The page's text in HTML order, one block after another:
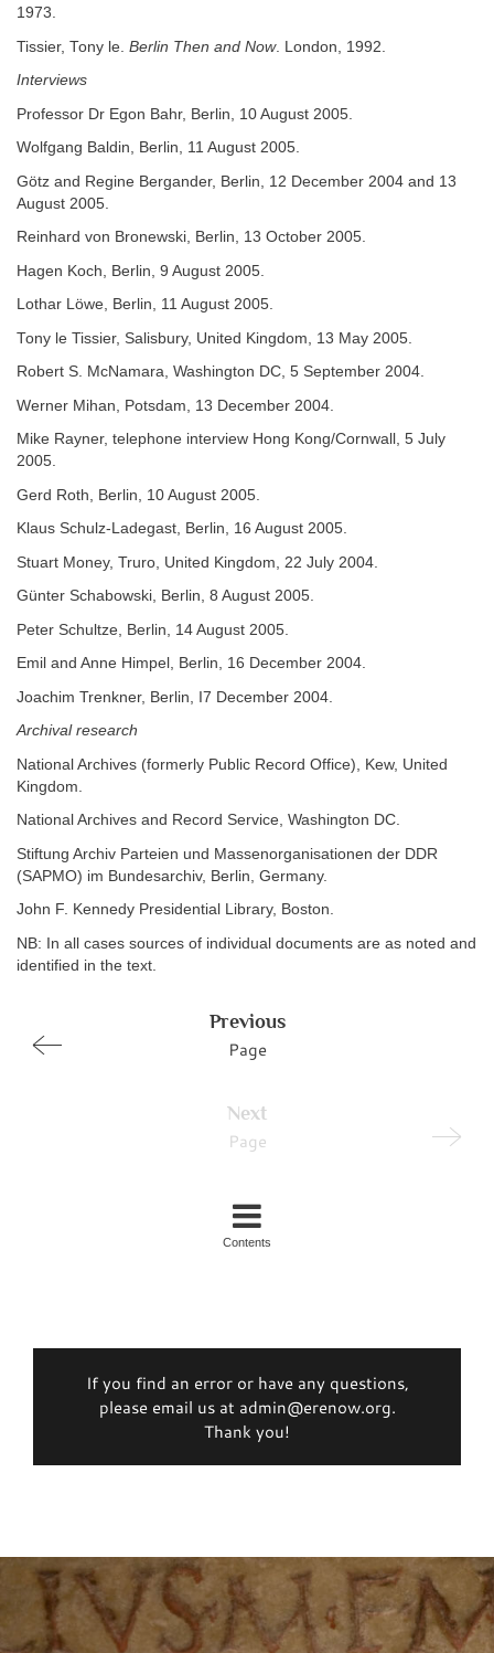
1973.
Tissier, Tony le. Berlin Then and Now. London, 1992.
Interviews
Professor Dr Egon Bahr, Berlin, 10 August 2005.
Wolfgang Baldin, Berlin, 11 August 2005.
Götz and Regine Bergander, Berlin, 12 December 2004 and 13
August 2005.
Reinhard von Bronewski, Berlin, 13 October 2005.
Hagen Koch, Berlin, 9 August 2005.
Lothar Löwe, Berlin, 11 August 2005.
Tony le Tissier, Salisbury, United Kingdom, 13 May 2005.
Robert S. McNamara, Washington DC, 5 September 2004.
Werner Mihan, Potsdam, 13 December 2004.
Mike Rayner, telephone interview Hong Kong/Cornwall, 5 July
2005.
Gerd Roth, Berlin, 10 August 2005.
Klaus Schulz-Ladegast, Berlin, 16 August 2005.
Stuart Money, Truro, United Kingdom, 22 July 2004.
Günter Schabowski, Berlin, 8 August 2005.
Peter Schultze, Berlin, 14 August 2005.
Emil and Anne Himpel, Berlin, 16 December 2004.
Joachim Trenkner, Berlin, I7 December 2004.
Archival research
National Archives (formerly Public Record Office), Kew, United
Kingdom.
National Archives and Record Service, Washington DC.
Stiftung Archiv Parteien und Massenorganisationen der DDR
(SAPMO) im Bundesarchiv, Berlin, Germany.
John F. Kennedy Presidential Library, Boston.
NB: In all cases sources of individual documents are as noted and
identified in the text.
Previous
Page
Next
Page
Contents
If you find an error or have any questions,
please email us at admin@erenow.org.
Thank you!